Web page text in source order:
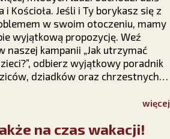
i Kościoła. Jeśli i Ty borykasz się z
w swoim otoczeniu, mamy
wyjątkową propozycję. Weź
naszej kampanii „Jak utrzymać
odbierz wyjątkowy poradnik
dziadków oraz chrzestnych i
modlić się o ich nawrócenie i niewięcej
na czas wakacji!